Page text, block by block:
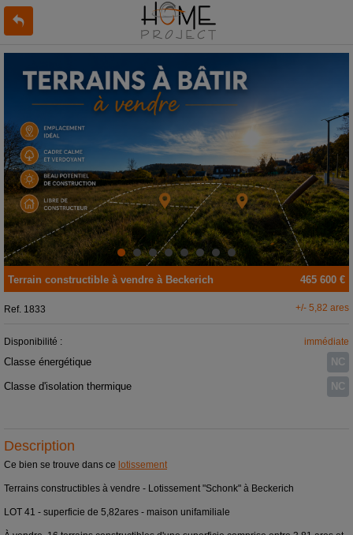
465 600 €
Terrain constructible à vendre à Beckerich
Ref. 1833 +/- 5,82 ares
Disponibilité : immédiate
Classe énergétique NC
Classe d'isolation thermique NC
Description
Ce bien se trouve dans ce lotissement
Terrains constructibles à vendre - Lotissement "Schonk" à Beckerich
LOT 41 - superficie de 5,82ares - maison unifamiliale